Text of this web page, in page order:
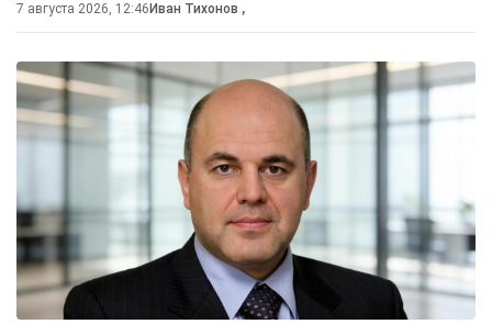
7 августа 2026, 12:46 Иван Тихонов ,